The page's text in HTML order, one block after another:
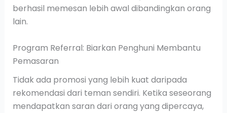
berhasil memesan lebih awal dibandingkan orang
lain.
Program Referral: Biarkan Penghuni Membantu
Pemasaran
Tidak ada promosi yang lebih kuat daripada
rekomendasi dari teman sendiri. Ketika seseorang
mendapatkan saran dari orang yang dipercaya,